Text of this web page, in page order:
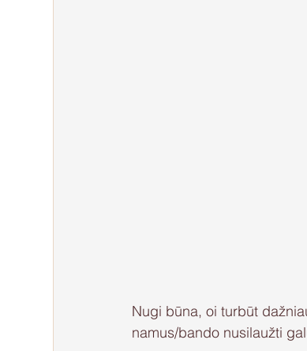
Nugi būna, oi turbūt
namus/bando nusilaužti